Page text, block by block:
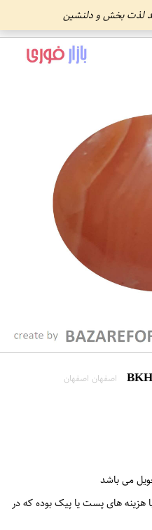
لذت بخش و دلنشین
اصفهان اصفهان
می باشد
هزینه های پست یا پیک بوده که در